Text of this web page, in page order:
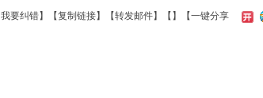
我要纠错】【复制链接】【转发邮件】【 】 【一键分享